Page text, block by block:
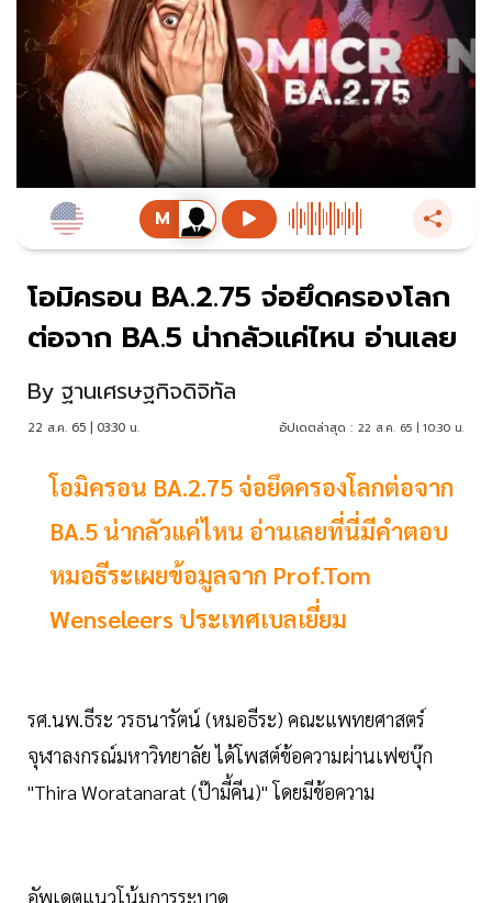
โอมิครอน BA.2.75 จ่อยึดครองโลก
ต่อจาก BA.5 น่ากลัวแค่ไหน อ่านเลย
By ฐานเศรษฐกิจดิจิทัล
22 ส.ค. 65 | 03:30 น. อัปเดตล่าสุด : 22 ส.ค. 65 | 10:30 น.
โอมิครอน BA.2.75 จ่อยึดครองโลกต่อจาก
BA.5 น่ากลัวแค่ไหน อ่านเลยที่นี่มีคำตอบ
หมอธีระเผยข้อมูลจาก Prof.Tom
Wenseleers ประเทศเบลเยี่ยม
รศ.นพ.ธีระ วรธนารัตน์ (หมอธีระ) คณะแพทยศาสตร์
จุฬาลงกรณ์มหาวิทยาลัย ได้โพสต์ข้อความผ่านเฟซบุ๊ก
"Thira Woratanarat (ป๊ามี้คีน)" โดยมีข้อความ
อัพเดตแนวโน้มการระบาด